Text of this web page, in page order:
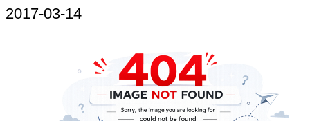
2017-03-14